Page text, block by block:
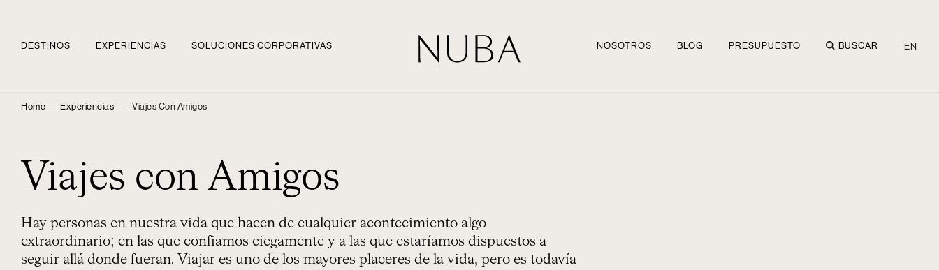
DESTINOS EXPERIENCIAS SOLUCIONES CORPORATIVAS NOSOTROS BLOG PRESUPUESTO BUSCAR EN
Home ― Experiencias ― Viajes Con Amigos
Viajes con Amigos
Hay personas en nuestra vida que hacen de cualquier acontecimiento algo
extraordinario; en las que confiamos ciegamente y a las que estaríamos dispuestos a
seguir allá donde fueran. Viajar es uno de los mayores placeres de la vida, pero es todavía